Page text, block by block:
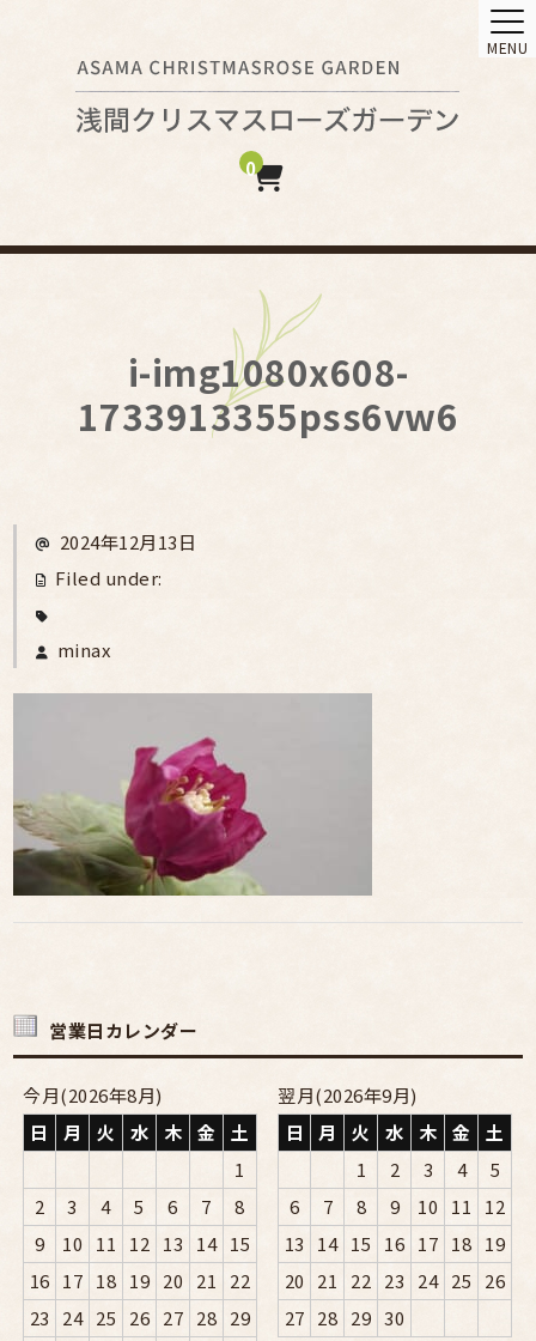
0
MENU
i-img1080x608-
1733913355pss6vw6
2024年12月13日
Filed under:
minax
営業日カレンダー
今月(2026年8月)
日
月 火 水 木 金
土
1
2
3 4 5 6 7
8
9
10 11 12 13 14 15
16 17 18 19 20 21
22
23
24 25 26 27 28 29
翌月(2026年9月)
日
月 火 水 木 金
土
1
2 3 4
5
6
7 8 9 10 11
12
13
14 15 16 17 18 19
20
21 22 23 24 25
26
27 28 29 30